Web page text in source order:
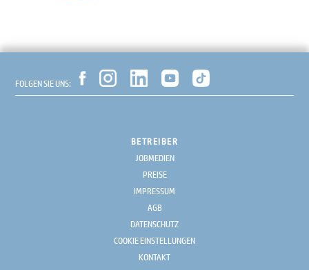
FOLGEN SIE UNS:
BETREIBER
JOBMEDIEN
PREISE
IMPRESSUM
AGB
DATENSCHUTZ
COOKIE EINSTELLUNGEN
KONTAKT